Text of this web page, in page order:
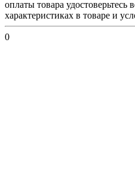
оплаты товара удостоверьтесь
характеристиках в товаре и
0